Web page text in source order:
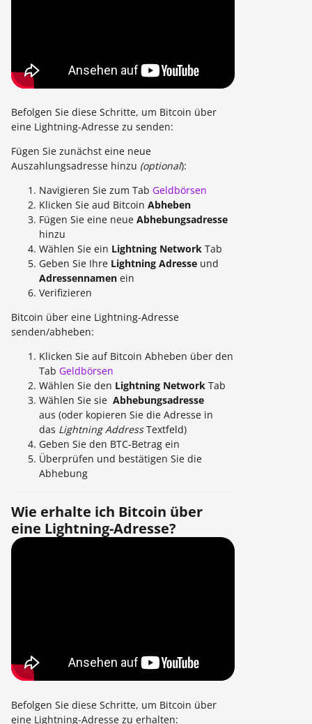
Befolgen Sie diese Schritte, um Bitcoin über
eine Lightning-Adresse zu senden:
Fügen Sie zunächst eine neue
Auszahlungsadresse hinzu (optional):
Navigieren Sie zum Tab Geldbörsen
Klicken Sie aud Bitcoin Abheben
Fügen Sie eine neue Abhebungsadresse
hinzu
Wählen Sie ein Lightning Network Tab
Geben Sie Ihre Lightning Adresse und
Adressennamen ein
Verifizieren
Bitcoin über eine Lightning-Adresse
senden/abheben:
Klicken Sie auf Bitcoin Abheben über den
Tab Geldbörsen
Wählen Sie den Lightning Network Tab
Wählen Sie sie Abhebungsadresse
aus (oder kopieren Sie die Adresse in
das Lightning AddressTextfeld)
Geben Sie den BTC-Betrag ein
Überprüfen und bestätigen Sie die
Abhebung
Wie erhalte ich Bitcoin über
eine Lightning-Adresse?
Befolgen Sie diese Schritte, um Bitcoin über
eine Lightning-Adresse zu erhalten: